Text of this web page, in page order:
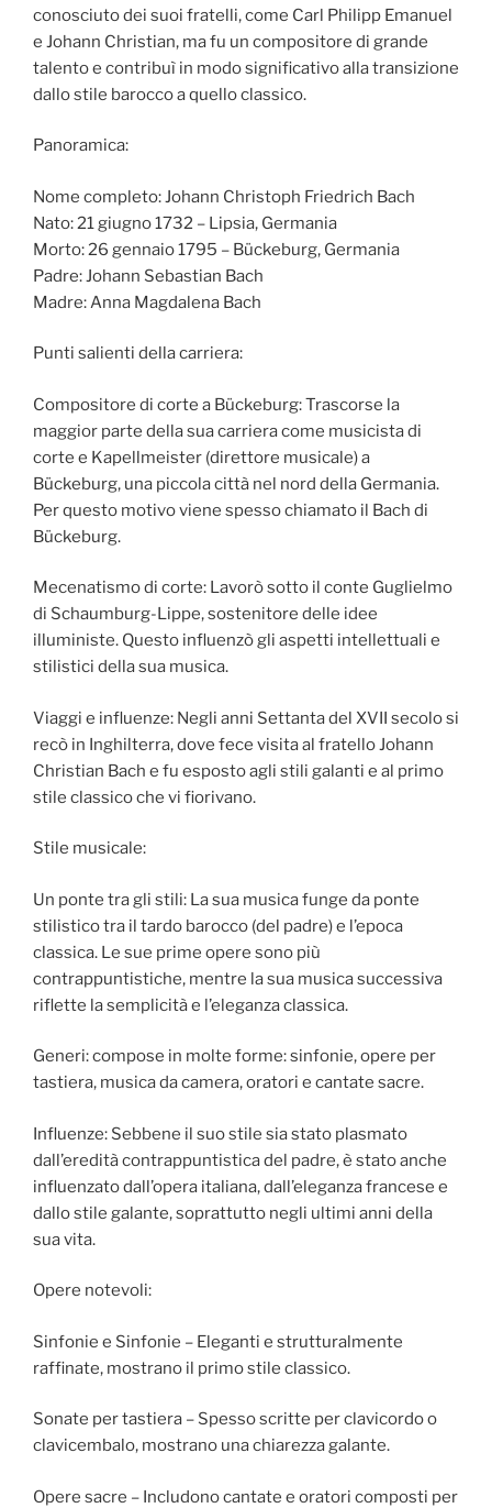
conosciuto dei suoi fratelli, come Carl Philipp Emanuel
e Johann Christian, ma fu un compositore di grande
talento e contribuì in modo significativo alla transizione
dallo stile barocco a quello classico.
Panoramica:
Nome completo: Johann Christoph Friedrich Bach
Nato: 21 giugno 1732 – Lipsia, Germania
Morto: 26 gennaio 1795 – Bückeburg, Germania
Padre: Johann Sebastian Bach
Madre: Anna Magdalena Bach
Punti salienti della carriera:
Compositore di corte a Bückeburg: Trascorse la
maggior parte della sua carriera come musicista di
corte e Kapellmeister (direttore musicale) a
Bückeburg, una piccola città nel nord della Germania.
Per questo motivo viene spesso chiamato il Bach di
Bückeburg.
Mecenatismo di corte: Lavorò sotto il conte Guglielmo
di Schaumburg-Lippe, sostenitore delle idee
illuministe. Questo influenzò gli aspetti intellettuali e
stilistici della sua musica.
Viaggi e influenze: Negli anni Settanta del XVII secolo si
recò in Inghilterra, dove fece visita al fratello Johann
Christian Bach e fu esposto agli stili galanti e al primo
stile classico che vi fiorivano.
Stile musicale:
Un ponte tra gli stili: La sua musica funge da ponte
stilistico tra il tardo barocco (del padre) e l’epoca
classica. Le sue prime opere sono più
contrappuntistiche, mentre la sua musica successiva
riflette la semplicità e l’eleganza classica.
Generi: compose in molte forme: sinfonie, opere per
tastiera, musica da camera, oratori e cantate sacre.
Influenze: Sebbene il suo stile sia stato plasmato
dall’eredità contrappuntistica del padre, è stato anche
influenzato dall’opera italiana, dall’eleganza francese e
dallo stile galante, soprattutto negli ultimi anni della
sua vita.
Opere notevoli:
Sinfonie e Sinfonie – Eleganti e strutturalmente
raffinate, mostrano il primo stile classico.
Sonate per tastiera – Spesso scritte per clavicordo o
clavicembalo, mostrano una chiarezza galante.
Opere sacre – Includono cantate e oratori composti per